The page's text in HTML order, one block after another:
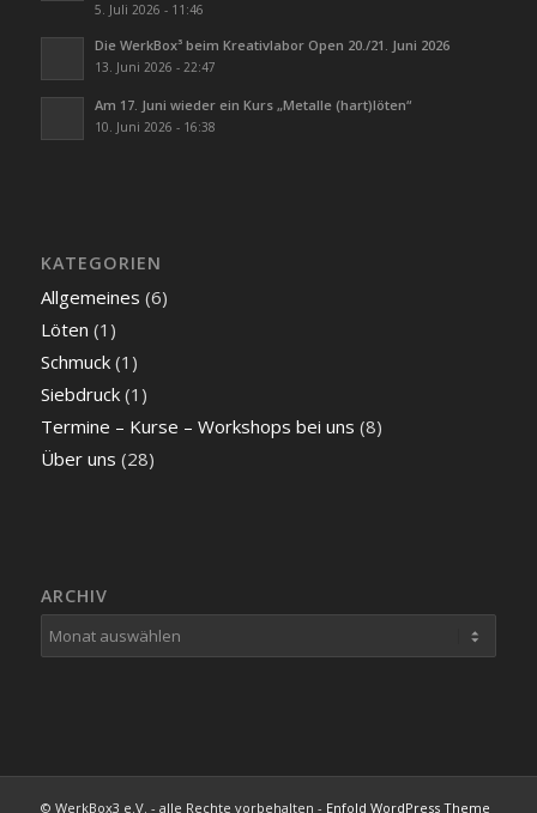
5. Juli 2026 - 11:46
Die WerkBox³ beim Kreativlabor Open 20./21. Juni 2026
13. Juni 2026 - 22:47
Am 17. Juni wieder ein Kurs „Metalle (hart)löten“
10. Juni 2026 - 16:38
KATEGORIEN
Allgemeines (6)
Löten (1)
Schmuck(1)
Siebdruck(1)
Termine – Kurse – Workshops bei uns (8)
Über uns (28)
ARCHIV
© WerkBox3 e.V. - alle Rechte vorbehalten - Enfold WordPress Theme